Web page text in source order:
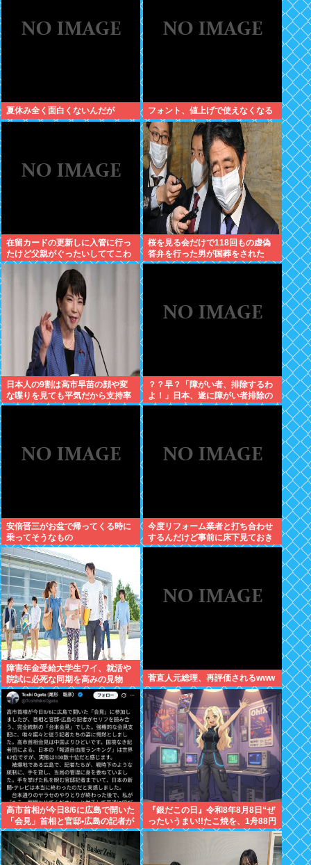
夏休み全く面白くないんだが フォント、値上げで使えなくなる
在留カードの更新しに入管に行っ
たけど父親がぐったいしててこわ
い要介護3
桜を見る会だけで118回もの虚偽
答弁を行った男が国葬をされた
国、日本。果たしてこの国に未来
日本人の9割は高市早苗の顔や変
な喋りを見ても平気だから支持率
9割。学校の美術科と音楽科はし
？？早？「障がい者、排除するわ
よ！」日本、遂に障がい者排除の
為に動き出す。
安倍晋三がお盆で帰ってくる時に
乗ってそうなもの
今度リフォーム業者と打ち合わせ
するんだけど事前に床下見ておき
たいって言われたんだけどそうい
障害年金受給大学生ワイ、就活や
院試に必死な同期を高みの見物
www
菅直人元総理、再評価されるwww
高市首相が今日8/6に広島で開いた
「会見」首相と官邸•広島の記者が
セリフを読み合う演劇だった
『銀だこの日』令和8年8月8日“ぜ
ったいうまい!!たこ焼を、1舟88円
（税込）で販売へ